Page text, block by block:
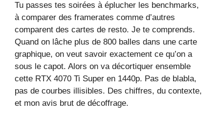
Tu passes tes soirées à éplucher les benchmarks,
à comparer des framerates comme d’autres
comparent des cartes de resto. Je te comprends.
Quand on lâche plus de 800 balles dans une carte
graphique, on veut savoir exactement ce qu’on a
sous le capot. Alors on va décortiquer ensemble
cette RTX 4070 Ti Super en 1440p. Pas de blabla,
pas de courbes illisibles. Des chiffres, du contexte,
et mon avis brut de décoffrage.